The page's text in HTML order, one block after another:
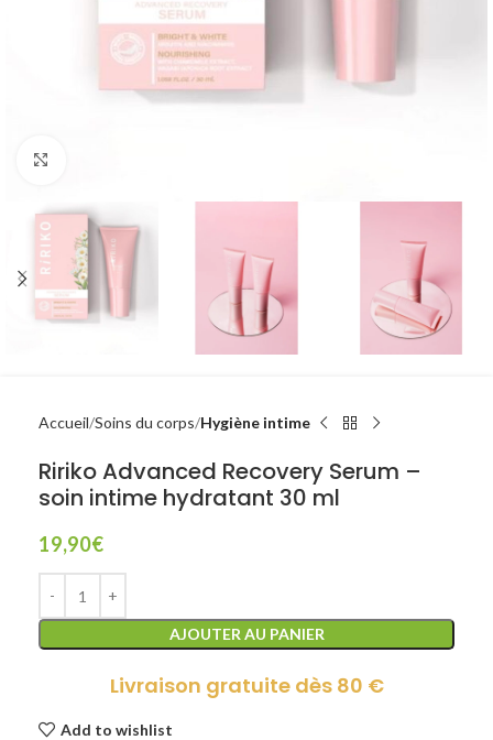
Accueil Soins du corps Hygiène intime
Ririko Advanced Recovery Serum –
soin intime hydratant 30 ml
19,90€
AJOUTER AU PANIER
Livraison gratuite dès 80 €
Add to wishlist